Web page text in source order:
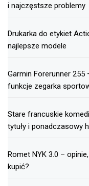
i najczęstsze problemy
Drukarka do etykiet
najlepsze modele
Garmin Forerunner 255
funkcje zegarka
Stare francuskie
tytuły i ponadczasowy
Romet NYK 3.0 –
kupić?